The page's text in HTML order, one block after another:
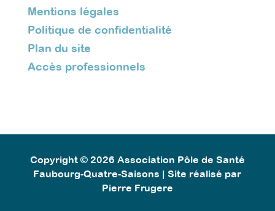
Mentions légales
Politique de confidentialité
Plan du site
Accès professionnels
Copyright © 2026 Association Pôle de Santé
Faubourg-Quatre-Saisons | Site réalisé par
Pierre Frugere